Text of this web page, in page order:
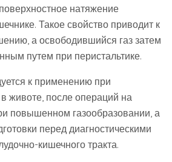
натяжение
Такое свойство приводит к
а освободившийся газ затем
путем при перистальтике.
к применению при
животе, после операций на
повышенном газообразовании, а
перед диагностическими
кишечного тракта.